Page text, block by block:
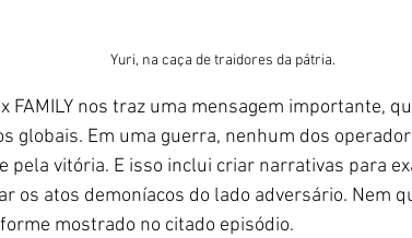
Yuri, na caça de traidores da pátria.
FAMILY nos traz uma mensagem importante,
globais. Em uma guerra, nenhum dos
pela vitória. E isso inclui criar narrativas para
os atos demoníacos do lado adversário. Nem
mostrado no citado episódio.